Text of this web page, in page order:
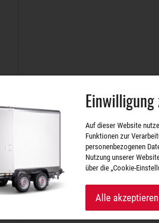
Einwilligung
Auf dieser Website
Funktionen zur
personenbezogenen
Nutzung unserer
über die „Cookie-
Alle akzeptieren